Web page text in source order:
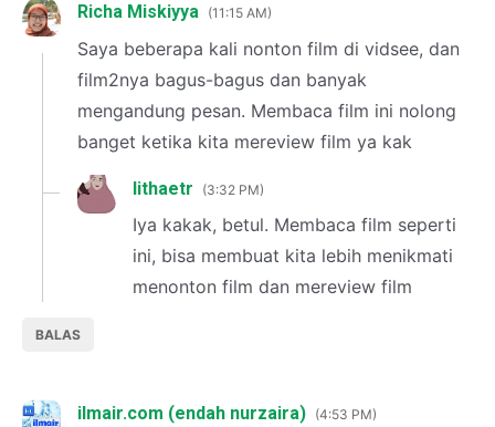
Richa Miskiyya 11:15 AM
Saya beberapa kali nonton film di vidsee, dan
film2nya bagus-bagus dan banyak
mengandung pesan. Membaca film ini nolong
banget ketika kita mereview film ya kak
BALAS
lithaetr 3:32 PM
Iya kakak, betul. Membaca film seperti
ini, bisa membuat kita lebih menikmati
menonton film dan mereview film
ilmair.com (endah nurzaira) 4:53 PM